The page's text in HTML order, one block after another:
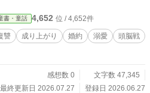
ながら、不正な利権構造を崩壊させる準備
同時に、
ョンが始動する。 裏帳簿は暴かれ、
れ、昨日まで笑っていた者たちは地位も財
巨大企業、海外資本へとつながっていたの
書・童話 4,652 位 / 4,652件
讐 成り上がり 婚約 溺愛
頭脳戦
感想数 0
文字数 47,345
最終更新日 2026.07.27
登録日 2026.06.27